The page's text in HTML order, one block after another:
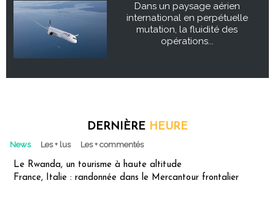
Dans un paysage aérien
international en perpétuelle
mutation, la fluidité des
opérations...
DERNIÈRE HEURE
News Les + lus Les + commentés
Le Rwanda, un tourisme à haute altitude
France, Italie : randonnée dans le Mercantour frontalier